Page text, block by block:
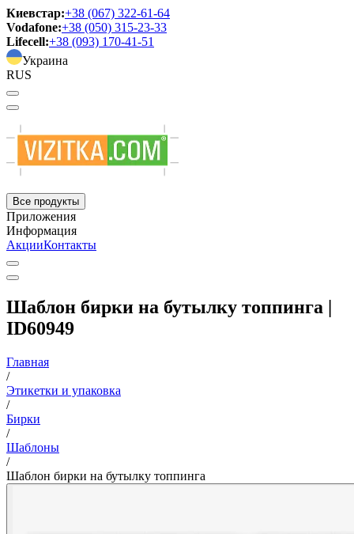
Киевстар:+38 (067) 322-61-64
Vodafone:+38 (050) 315-23-33
Lifecell:+38 (093) 170-41-51
Украина
RUS
Все продукты
Приложения
Информация
АкцииКонтакты
Шаблон бирки на бутылку топпинга |
ID60949
Главная
/
Этикетки и упаковка
/
Бирки
/
Шаблоны
/
Шаблон бирки на бутылку топпинга